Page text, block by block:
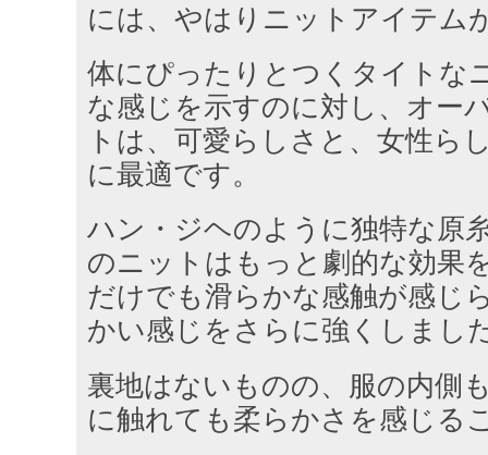
には、やはりニットアイテム
体にぴったりとつくタイトな
な感じを示すのに対し、オー
トは、可愛らしさと、女性ら
に最適です。
ハン・ジヘのように独特な原
のニットはもっと劇的な効果
だけでも滑らかな感触が感じ
かい感じをさらに強くしまし
裏地はないものの、服の内側
に触れても柔らかさを感じる